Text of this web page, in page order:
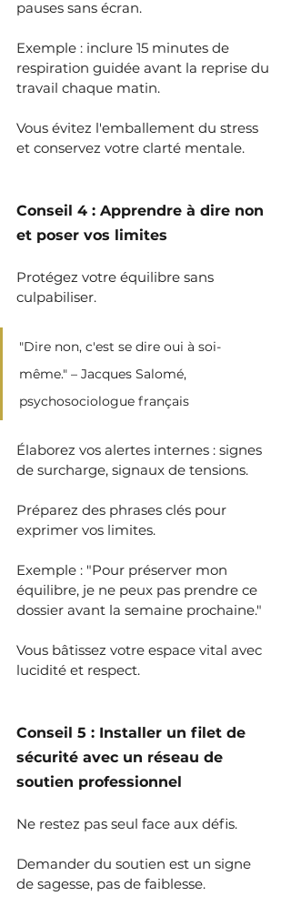
pauses sans écran.
Exemple : inclure 15 minutes de
respiration guidée avant la reprise du
travail chaque matin.
Vous évitez l'emballement du stress
et conservez votre clarté mentale.
Conseil 4 : Apprendre à dire non
et poser vos limites
Protégez votre équilibre sans
culpabiliser.
"Dire non, c'est se dire oui à soi-
même." – Jacques Salomé,
psychosociologue français
Élaborez vos alertes internes : signes
de surcharge, signaux de tensions.
Préparez des phrases clés pour
exprimer vos limites.
Exemple : "Pour préserver mon
équilibre, je ne peux pas prendre ce
dossier avant la semaine prochaine."
Vous bâtissez votre espace vital avec
lucidité et respect.
Conseil 5 : Installer un filet de
sécurité avec un réseau de
soutien professionnel
Ne restez pas seul face aux défis.
Demander du soutien est un signe
de sagesse, pas de faiblesse.